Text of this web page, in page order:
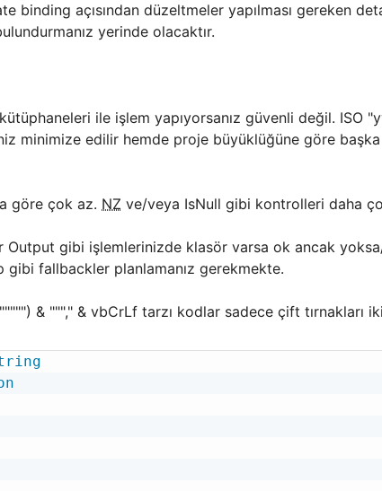
açısından düzeltmeler yapılması gereken
yerinde olacaktır.
ile işlem yapıyorsanız güvenli değil. ISO
minimize edilir hemde proje büyüklüğüne göre
göre çok az. NZ ve/veya IsNull gibi kontrolleri daha
gibi işlemlerinizde klasör varsa ok ancak
fallbackler planlamanız gerekmekte.
& """," & vbCrLf tarzı kodlar sadece çift tırnakları